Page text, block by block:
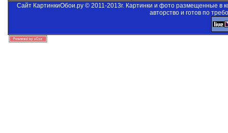
Сайт КартинкиОбои.ру © 2011-2013г. Картинки и фото размещенные в
авторство и готов по